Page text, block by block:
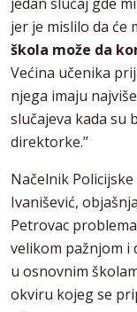
jer je mislilo da će
škola može da
Većina učenika
njega imaju
slučajeva kada su
direktorke.’’
Načelnik
Ivanišević,
Petrovac
velikom pažnjom i
u osnovnim
okviru kojeg se